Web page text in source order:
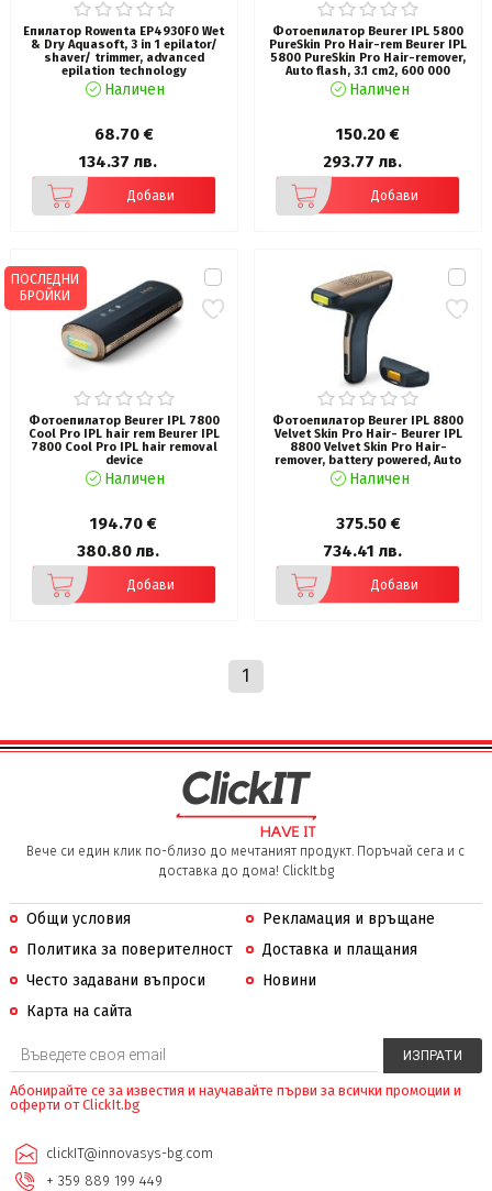
Епилатор Rowenta EP4930F0 Wet
& Dry Aquasoft, 3 in 1 epilator/
shaver/ trimmer, advanced
epilation technology
Наличен
68.70 €
134.37 лв.
Добави
Фотоепилатор Beurer IPL 5800
PureSkin Pro Hair-rem Beurer IPL
5800 PureSkin Pro Hair-remover,
Auto flash, 3.1 cm2, 600 000
pulses, safe skin sensor, UV
filter, 3 energy levels, black
Наличен
150.20 €
293.77 лв.
Добави
Фотоепилатор Beurer IPL 7800
Cool Pro IPL hair rem Beurer IPL
7800 Cool Pro IPL hair removal
device
Наличен
194.70 €
380.80 лв.
Добави
ПОСЛЕДНИ
БРОЙКИ
Фотоепилатор Beurer IPL 8800
Velvet Skin Pro Hair- Beurer IPL
8800 Velvet Skin Pro Hair-
remover, battery powered, Auto
flash, 4.5 cm2, 1 attachment 2
cm2, 600 000 pulses, safe skin
Наличен
375.50 €
734.41 лв.
Добави
1
Вече си един клик по-близо до мечтаният продукт. Поръчай сега и с
доставка до дома! ClickIt.bg
Общи условия
Рекламация и връщане
Политика за поверителност
Доставка и плащания
Често задавани въпроси
Новини
Карта на сайта
Абонирайте се за известия и научавайте първи за всички промоции и
оферти от ClickIt.bg
clickIT@innovasys-bg.com
+ 359 889 199 449